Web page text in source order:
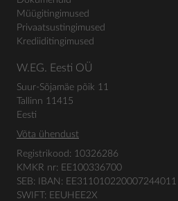
Müügitingimused
Privaatsustingimused
Krediiditingimused
W.EG. Eesti OÜ
Suur-Sõjamäe põik 11
Tallinn 11415
Eesti
Võta ühendust
Registrikood: 10326286
KMKR nr: EE100336700
SEB: IBAN: EE311010220007244011
SWIFT: EEUHEE2X